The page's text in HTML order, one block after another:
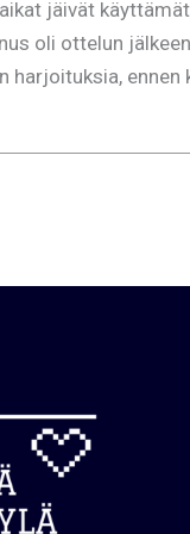
jäivät
oli ottelun
harjoituksia,